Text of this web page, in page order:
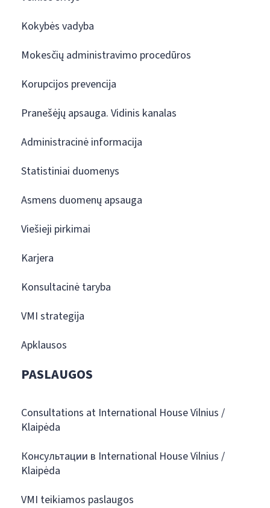
Kokybės vadyba
Mokesčių administravimo procedūros
Korupcijos prevencija
Pranešėjų apsauga. Vidinis kanalas
Administracinė informacija
Statistiniai duomenys
Asmens duomenų apsauga
Viešieji pirkimai
Karjera
Konsultacinė taryba
VMI strategija
Apklausos
PASLAUGOS
Consultations at International House Vilnius /
Klaipėda
Консультации в International House Vilnius /
Klaipėda
VMI teikiamos paslaugos